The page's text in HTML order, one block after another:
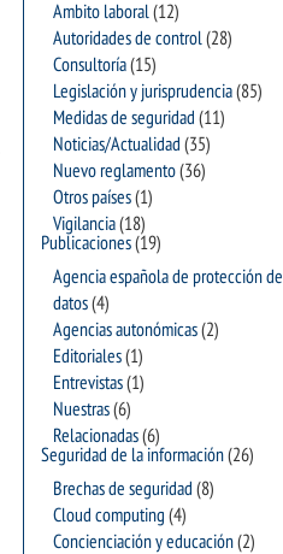
Ambito laboral(12)
Autoridades de control(28)
Consultoría(15)
Legislación y jurisprudencia(85)
Medidas de seguridad (11)
Noticias/Actualidad (35)
Nuevo reglamento(36)
Otros países(1)
Vigilancia(18)
Publicaciones(19)
Agencia española de protección de
datos(4)
Agencias autonómicas(2)
Editoriales(1)
Entrevistas(1)
Nuestras(6)
Relacionadas(6)
Seguridad de la información(26)
Brechas de seguridad (8)
Cloud computing (4)
Concienciación y educación(2)